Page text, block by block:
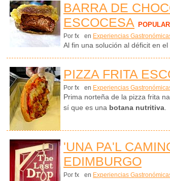
BARRA DE
ESCOCESA
POPULAR
Por fx en Experiencias
Al fin una solución al déficit en
PIZZA FRITA
Por fx en Experiencias
Prima norteña de la pizza frita
sí que es una botana nutritiva.
'UNA PA'L
EDIMBURGO
Por fx en Experiencias